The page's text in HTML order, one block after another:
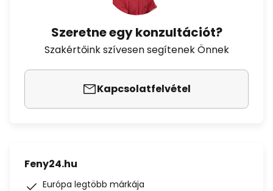
Szeretne egy konzultációt?
Szakértőink szívesen segítenek Önnek
Kapcsolatfelvétel
Feny24.hu
Európa legtöbb márkája